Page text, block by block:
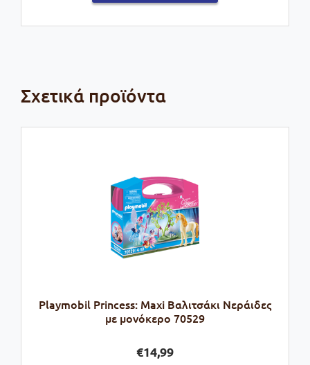
Σχετικά προϊόντα
Playmobil Princess: Maxi Βαλιτσάκι Νεράιδες
με μονόκερο 70529
€14,99